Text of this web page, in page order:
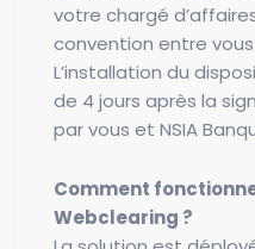
votre chargé
convention entre
L’installation du
de 4 jours après la
par vous et NSIA
Comment
Webclearing ?